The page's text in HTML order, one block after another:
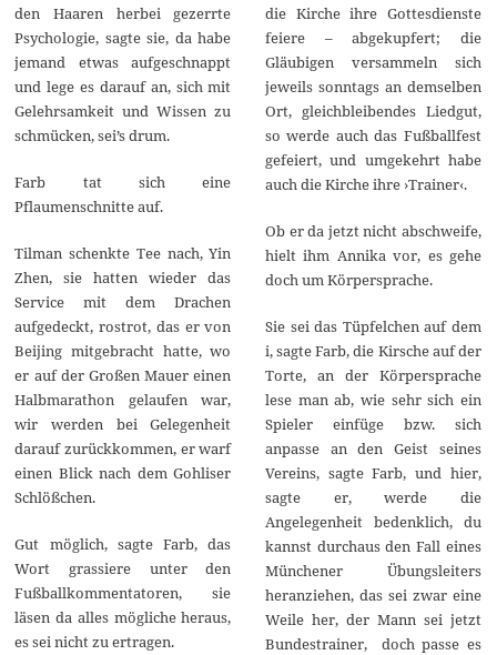
den Haaren herbei gezerrte
Psychologie, sagte sie, da habe
jemand etwas aufgeschnappt
und lege es darauf an, sich mit
Gelehrsamkeit und Wissen zu
schmücken, sei’s drum.
Farb tat sich eine
Pflaumenschnitte auf.
Tilman schenkte Tee nach, Yin
Zhen, sie hatten wieder das
Service mit dem Drachen
aufgedeckt, rostrot, das er von
Beijing mitgebracht hatte, wo
er auf der Großen Mauer einen
Halbmarathon gelaufen war,
wir werden bei Gelegenheit
darauf zurückkommen, er warf
einen Blick nach dem Gohliser
Schlößchen.
Gut möglich, sagte Farb, das
Wort grassiere unter den
Fußballkommentatoren, sie
läsen da alles mögliche heraus,
es sei nicht zu ertragen.
die Kirche ihre Gottesdienste
feiere – abgekupfert; die
Gläubigen versammeln sich
jeweils sonntags an demselben
Ort, gleichbleibendes Liedgut,
so werde auch das Fußballfest
gefeiert, und umgekehrt habe
auch die Kirche ihre ›Trainer‹.
Ob er da jetzt nicht abschweife,
hielt ihm Annika vor, es gehe
doch um Körpersprache.
Sie sei das Tüpfelchen auf dem
i, sagte Farb, die Kirsche auf der
Torte, an der Körpersprache
lese man ab, wie sehr sich ein
Spieler einfüge bzw. sich
anpasse an den Geist seines
Vereins, sagte Farb, und hier,
sagte er, werde die
Angelegenheit bedenklich, du
kannst durchaus den Fall eines
Münchener Übungsleiters
heranziehen, das sei zwar eine
Weile her, der Mann sei jetzt
Bundestrainer, doch passe es